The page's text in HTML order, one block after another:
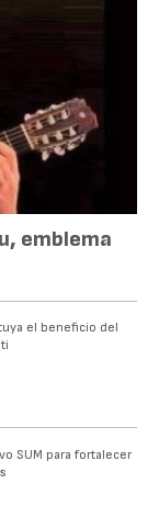
emblema
el beneficio del
SUM para fortalecer